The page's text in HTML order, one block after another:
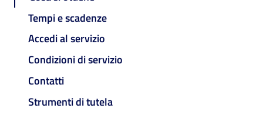
Tempi e scadenze
Accedi al servizio
Condizioni di servizio
Contatti
Strumenti di tutela